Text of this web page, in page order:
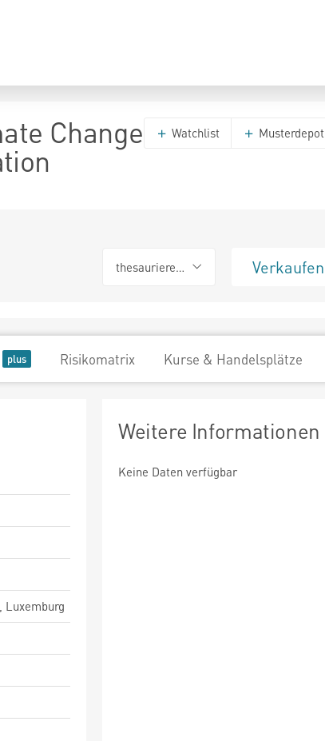
Change Watchlist Musterdepot
thesaurierend Verkaufen
Risikomatrix Kurse & Handelsplätze
Luxemburg
Weitere Informationen
Keine Daten verfügbar